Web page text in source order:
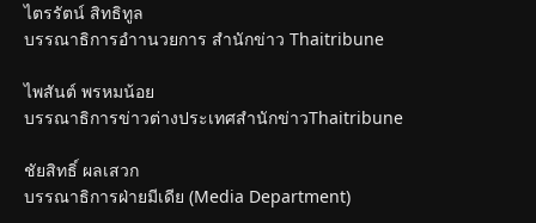
ไตรรัตน์ สิทธิทูล
บรรณาธิการอำานวยการ สำนักข่าว Thaitribune
ไพสันต์ พรหมน้อย
บรรณาธิการข่าวต่างประเทศสำนักข่าวThaitribune
ชัยสิทธิ์ ผลเสวก
บรรณาธิการฝ่ายมีเดีย (Media Department)